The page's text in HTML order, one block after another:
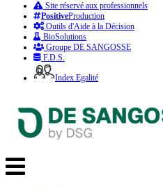
Site réservé aux professionnels
PositiveProduction
Outils d'Aide à la Décision
BioSolutions
Groupe DE SANGOSSE
F.D.S.
Index Egalité